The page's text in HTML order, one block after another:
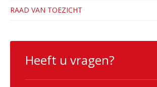
RAAD VAN TOEZICHT
Heeft u vragen?